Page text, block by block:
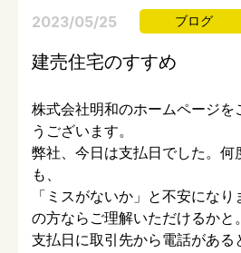
2023/05/25 ブログ
建売住宅のすすめ
株式会社明和のホームページを
うございます。
弊社、今日は支払日でした。何
も、
「ミスがないか」と不安にな
の方ならご理解いただけるかと。
支払日に取引先から電話がある